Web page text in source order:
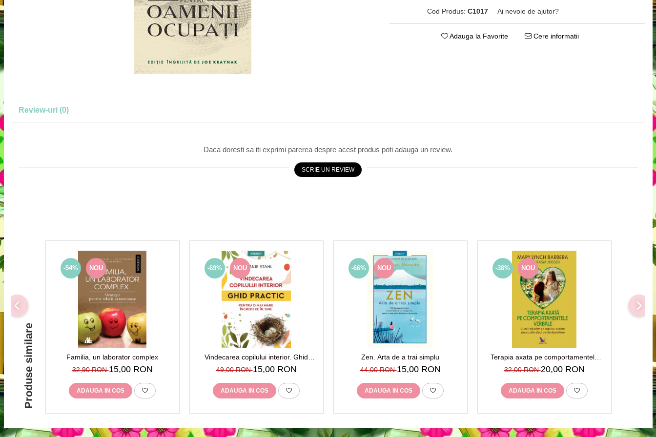
Cod Produs: C1017 Ai nevoie de ajutor?
Adauga la Favorite Cere informatii
Review-uri (0)
Daca doresti sa iti exprimi parerea despre acest produs poti adauga un review.
SCRIE UN REVIEW
Produse similare
-54% NOU
Familia, un laborator complex
32,90 RON15,00 RON
ADAUGA IN COS
-69% NOU
Vindecarea copilului interior. Ghid
practic pentru o mai mare incredere in
sine
49,00 RON15,00 RON
ADAUGA IN COS
-66% NOU
Zen. Arta de a trai simplu
44,00 RON15,00 RON
ADAUGA IN COS
-38% NOU
Terapia axata pe comportamentele
verbale
32,00 RON20,00 RON
ADAUGA IN COS
-76%